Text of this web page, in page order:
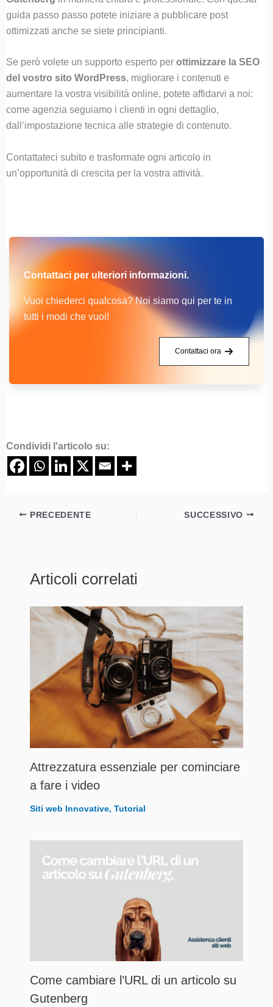
guida passo passo potete iniziare a pubblicare post
ottimizzati anche se siete principianti.
Se però volete un supporto esperto per ottimizzare la SEO
del vostro sito WordPress, migliorare i contenuti e
aumentare la vostra visibilità online, potete affidarvi a noi:
come agenzia seguiamo i clienti in ogni dettaglio,
dall’impostazione tecnica alle strategie di contenuto.
Contattateci subito e trasformate ogni articolo in
un’opportunità di crescita per la vostra attività.
Contattaci per ulteriori informazioni.
Vuoi chiederci qualcosa? Noi siamo qui per te in
tutti i modi che vuoi!
Contattaci ora
Condividi l'articolo su:
PRECEDENTE SUCCESSIVO
Articoli correlati
Attrezzatura essenziale per cominciare
a fare i video
Siti web Innovative, Tutorial
Come cambiare l’URL di un articolo su
Gutenberg